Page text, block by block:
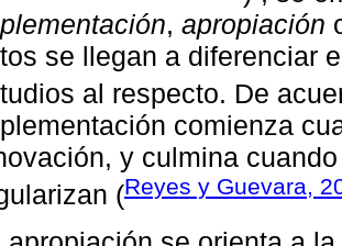
, apropiación
se llegan a diferenciar
al respecto. De
comienza
y culmina
(Reyes y Guevara,